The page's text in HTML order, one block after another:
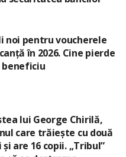
noi pentru voucherele
în 2026. Cine pierde
beneficiu
lui George Chirilă,
care trăiește cu două
are 16 copii. „Tribul”